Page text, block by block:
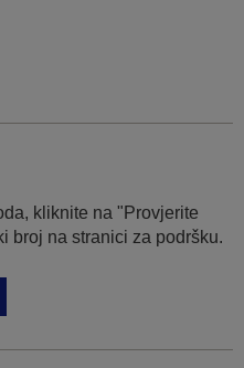
kliknite na "Provjerite
broj na stranici za podršku.